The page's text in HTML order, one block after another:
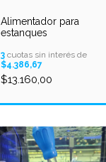
Alimentador para
estanques
3cuotas sin interés de
$4.386,67
$13.160,00